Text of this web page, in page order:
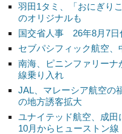
羽田1タミ、「おにぎり
のオリジナルも
国交省人事 26年8月7日
セブパシフィック航空
南海、ピニンファリー
線乗り入れ
JAL、マレーシア航空
の地方誘客拡大
ユナイテッド航空、成田
10月からヒューストン線